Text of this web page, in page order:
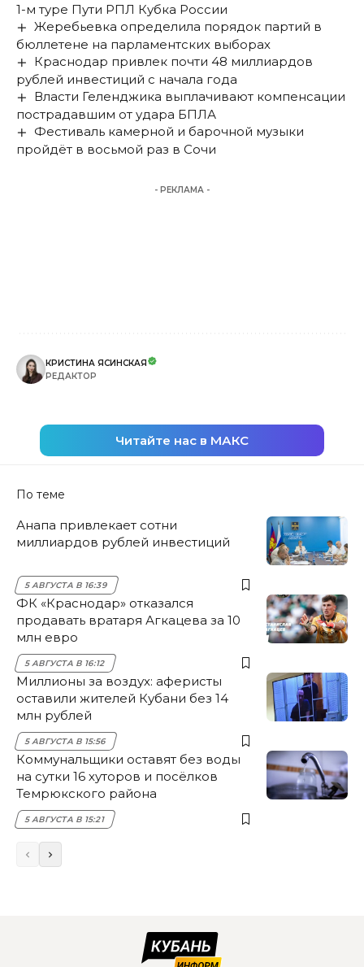
1-м туре Пути РПЛ Кубка России
Жеребьевка определила порядок партий в
бюллетене на парламентских выборах
Краснодар привлек почти 48 миллиардов
рублей инвестиций с начала года
Власти Геленджика выплачивают компенсации
пострадавшим от удара БПЛА
Фестиваль камерной и барочной музыки
пройдёт в восьмой раз в Сочи
- РЕКЛАМА -
КРИСТИНА ЯСИНСКАЯ
РЕДАКТОР
Читайте нас в МАКС
По теме
Анапа привлекает сотни
миллиардов рублей инвестиций
5 АВГУСТА В 16:39
ФК «Краснодар» отказался
продавать вратаря Агкацева за 10
млн евро
5 АВГУСТА В 16:12
Миллионы за воздух: аферисты
оставили жителей Кубани без 14
млн рублей
5 АВГУСТА В 15:56
Коммунальщики оставят без воды
на сутки 16 хуторов и посёлков
Темрюкского района
5 АВГУСТА В 15:21